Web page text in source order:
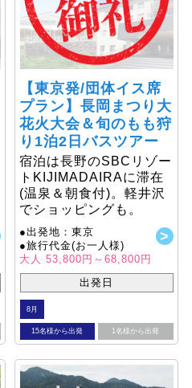
【東京発/団体イス席
プラン】長岡まつり大
花火大会＆旬のもも狩
り1泊2日バスツアー
宿泊は長野のSBCリゾー
トKIJIMADAIRAに滞在
(温泉＆朝食付)。軽井沢
でショッピングも。
●出発地：東京
●旅行代金(お一人様)
大人 53,800円～68,800円
出発日
8月
15名様から出発 1名様から出発